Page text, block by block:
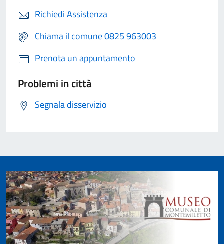
Richiedi Assistenza
Chiama il comune 0825 963003
Prenota un appuntamento
Problemi in città
Segnala disservizio